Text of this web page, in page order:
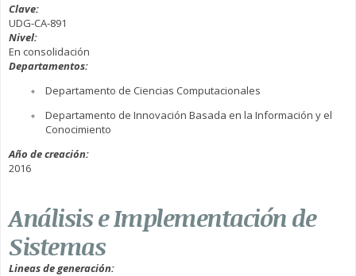
Clave:
UDG-CA-891
Nivel:
En consolidación
Departamentos:
Departamento de Ciencias Computacionales
Departamento de Innovación Basada en la Información y el
Conocimiento
Año de creación:
2016
Análisis e Implementación de
Sistemas
Lineas de generación: